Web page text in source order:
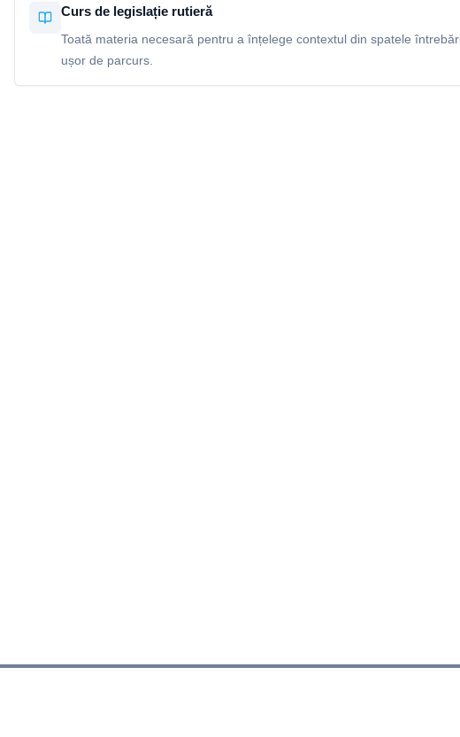
Curs de legislație rutieră
Toată materia necesară pentru a înțelege contextul din spatele
ușor de parcurs.